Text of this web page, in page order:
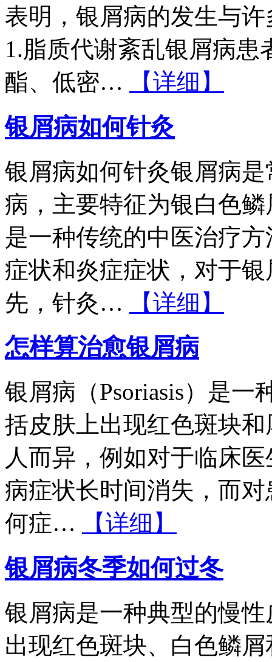
表明，银屑病的发生与
1.脂质代谢紊乱银屑病
酯、低密…
【详细】
银屑病如何针灸
银屑病如何针灸银屑病
病，主要特征为银白色
是一种传统的中医治疗
症状和炎症症状，对于
先，针灸…
【详细】
怎样算治愈银屑病
银屑病（Psoriasis）是
括皮肤上出现红色斑块
人而异，例如对于临床
病症状长时间消失，而
何症…
【详细】
银屑病冬季如何过冬
银屑病是一种典型的慢
出现红色斑块、白色鳞